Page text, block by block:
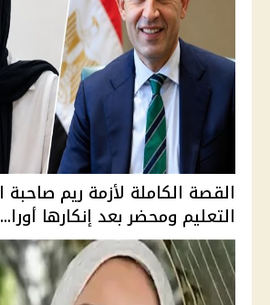
التعليم ومحضر بعد إنكارها أورا...